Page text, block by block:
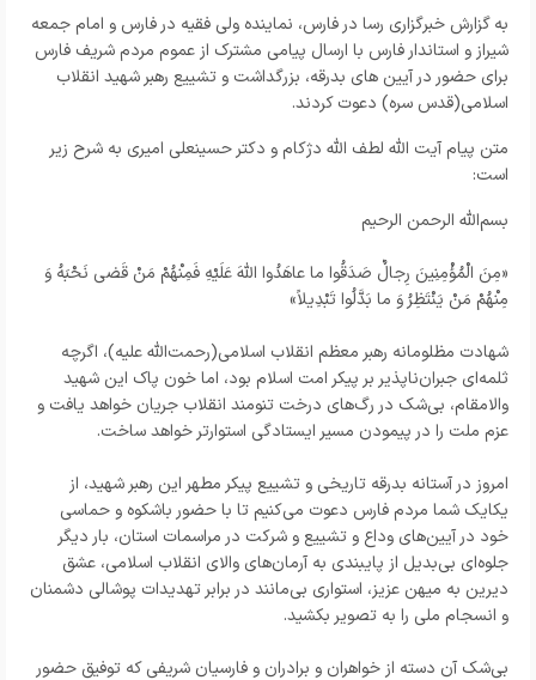
به گزارش خبرگزاری رسا در فارس، نماینده ولی فقیه در فارس و امام جمعه
شیراز و استاندار فارس با ارسال پیامی مشترک از عموم مردم شریف فارس
برای حضور در آیین های بدرقه، بزرگداشت و تشییع رهبر شهید انقلاب
اسلامی(قدس سره) دعوت کردند.
متن پیام آیت الله لطف الله دژکام و دکتر حسینعلی امیری به شرح زیر
است:
بسم‌الله الرحمن الرحیم
«مِنَ الْمُؤْمِنِینَ رِجالٌ صَدَقُوا ما عاهَدُوا اللّهَ عَلَیْهِ فَمِنْهُمْ مَنْ قَضی نَحْبَهُ وَ
مِنْهُمْ مَنْ یَنْتَظِرُ وَ ما بَدَّلُوا تَبْدِیلاً»
شهادت مظلومانه رهبر معظم انقلاب اسلامی(رحمت‌الله علیه)، اگرچه
ثلمه‌ای جبران‌ناپذیر بر پیکر امت اسلام بود، اما خون پاک این شهید
والامقام، بی‌شک در رگ‌های درخت تنومند انقلاب جریان خواهد یافت و
عزم ملت را در پیمودن مسیر ایستادگی استوارتر خواهد ساخت.
امروز در آستانه بدرقه تاریخی و تشییع پیکر مطهر این رهبر شهید، از
یکایک شما مردم فارس دعوت می‌کنیم تا با حضور باشکوه و حماسی
خود در آیین‌های وداع و تشییع و شرکت در مراسمات استان، بار دیگر
جلوه‌ای بی‌بدیل از پایبندی به آرمان‌های والای انقلاب اسلامی، عشق
دیرین به میهن عزیز، استواری بی‌مانند در برابر تهدیدات پوشالی دشمنان
و انسجام ملی را به تصویر بکشید.
بی‌شک آن دسته از خواهران و برادران و فارسیان شریفی که توفیق حضور